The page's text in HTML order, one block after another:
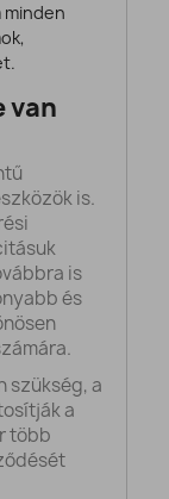
minden
van
is.
is
és
szükség, a
a
több